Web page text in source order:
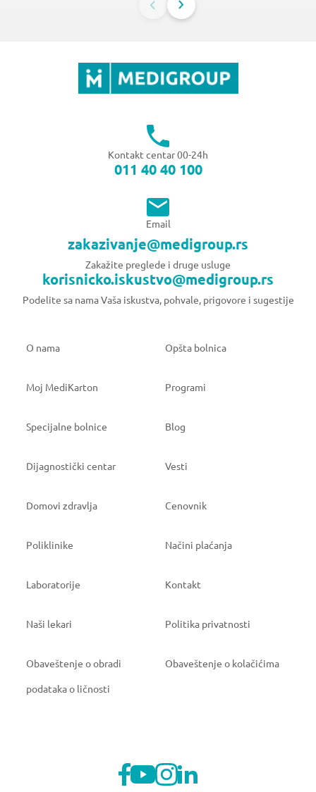
Kontakt centar 00-24h
011 40 40 100
Email
zakazivanje@medigroup.rs
Zakažite preglede i druge usluge
korisnicko.iskustvo@medigroup.rs
Podelite sa nama Vaša iskustva, pohvale, prigovore i sugestije
O nama Opšta bolnica
Moj MediKarton Programi
Specijalne bolnice Blog
Dijagnostički centar Vesti
Domovi zdravlja Cenovnik
Poliklinike Načini plaćanja
Laboratorije Kontakt
Naši lekari Politika privatnosti
Obaveštenje o obradi
podataka o ličnosti
Obaveštenje o kolačićima